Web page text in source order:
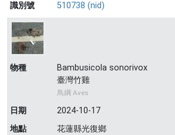
識別號
510738 (nid)
物種
Bambusicola sonorivox
臺灣竹雞
鳥綱 Aves
日期
2024-10-17
地點
花蓮縣光復鄉